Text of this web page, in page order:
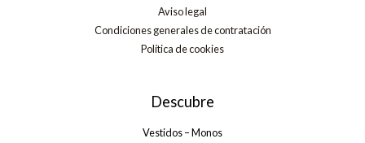
Aviso legal
Condiciones generales de contratación
Política de cookies
Descubre
Vestidos – Monos